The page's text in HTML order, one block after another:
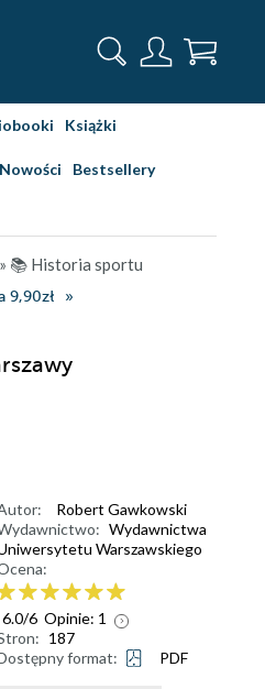
Książki
Nowości Bestsellery
» 📚 Historia sportu
9,90zł
Robert Gawkowski
Wydawnictwa
Warszawskiego
6.0/6 Opinie: 1
187
format:
PDF